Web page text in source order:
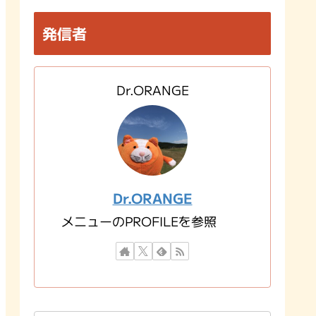
発信者
Dr.ORANGE
Dr.ORANGE
メニューのPROFILEを参照